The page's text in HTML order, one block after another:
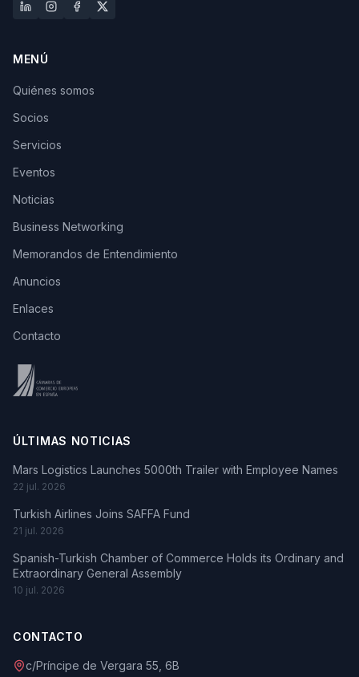
MENÚ
Quiénes somos
Socios
Servicios
Eventos
Noticias
Business Networking
Memorandos de Entendimiento
Anuncios
Enlaces
Contacto
ÚLTIMAS NOTICIAS
Mars Logistics Launches 5000th Trailer with Employee Names
22 jul. 2026
Turkish Airlines Joins SAFFA Fund
21 jul. 2026
Spanish-Turkish Chamber of Commerce Holds its Ordinary and
Extraordinary General Assembly
10 jul. 2026
CONTACTO
c/Príncipe de Vergara 55, 6B